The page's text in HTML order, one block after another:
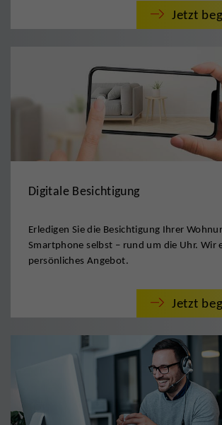
Jetzt
Digitale Besichtigung
Erledigen Sie die Besichtigung Ihrer
Smartphone selbst – rund um die Uhr. Wir
persönliches Angebot.
Jetzt